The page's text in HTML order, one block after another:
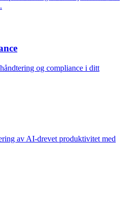
og compliance i ditt
av AI-drevet produktivitet med